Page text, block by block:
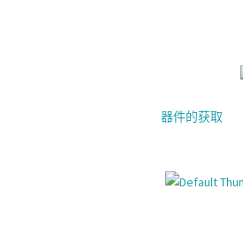
器件的获取